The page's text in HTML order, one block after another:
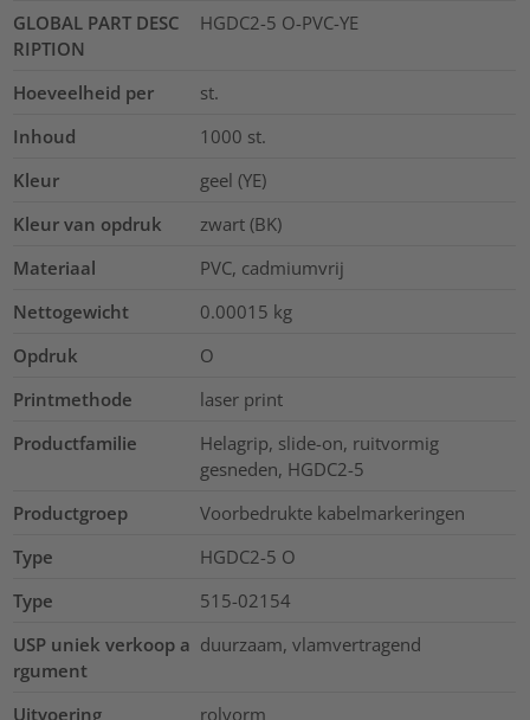
GLOBAL PART DESC
RIPTION
HGDC2-5 O-PVC-YE
Hoeveelheid per
st.
Inhoud
1000 st.
Kleur
geel (YE)
Kleur van opdruk
zwart (BK)
Materiaal
PVC, cadmiumvrij
Nettogewicht
0.00015 kg
Opdruk
O
Printmethode
laser print
Productfamilie
Helagrip, slide-on, ruitvormig
gesneden, HGDC2-5
Productgroep
Voorbedrukte kabelmarkeringen
Type
HGDC2-5 O
Type
515-02154
USP uniek verkoop a
rgument
duurzaam, vlamvertragend
Uitvoering
rolvorm